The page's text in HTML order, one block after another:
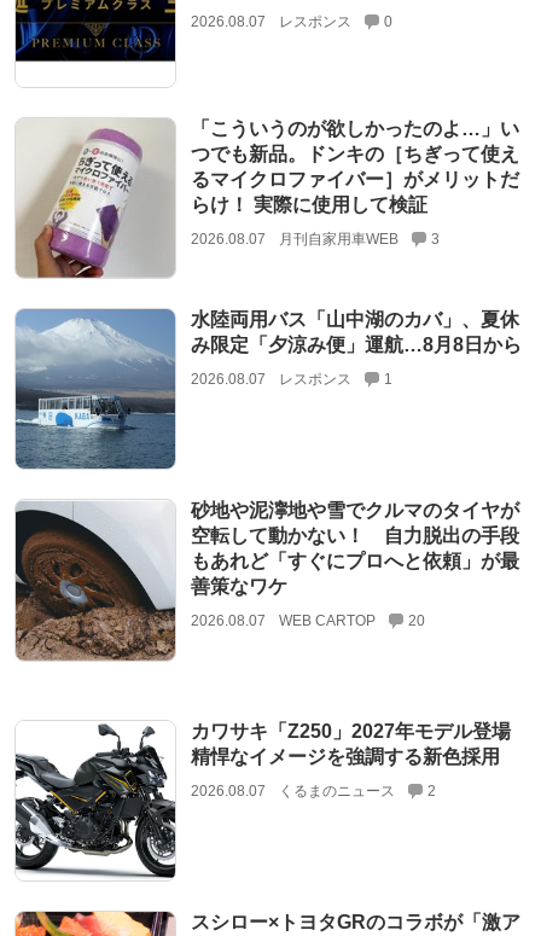
2026.08.07 レスポンス 0
「こういうのが欲しかったのよ…」い
つでも新品。ドンキの［ちぎって使え
るマイクロファイバー］がメリットだ
らけ！ 実際に使用して検証
2026.08.07 月刊自家用車WEB 3
水陸両用バス「山中湖のカバ」、夏休
み限定「夕涼み便」運航…8月8日から
2026.08.07 レスポンス 1
砂地や泥濘地や雪でクルマのタイヤが
空転して動かない！ 自力脱出の手段
もあれど「すぐにプロへと依頼」が最
善策なワケ
2026.08.07 WEB CARTOP 20
カワサキ「Z250」2027年モデル登場
精悍なイメージを強調する新色採用
2026.08.07 くるまのニュース 2
スシロー×トヨタGRのコラボが「激ア